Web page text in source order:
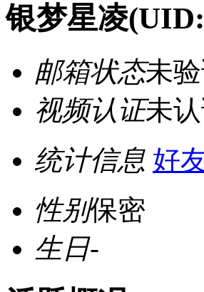
银梦星凌
邮箱状态未
视频认证未
统计信息 好
性别保密
生日-